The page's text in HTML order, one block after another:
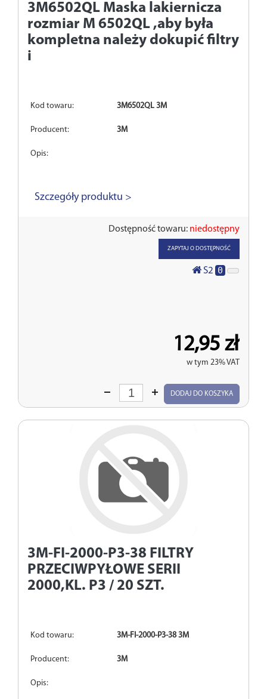
3M6502QL Maska lakiernicza
rozmiar M 6502QL ,aby była
kompletna należy dokupić filtry
i
Kod towaru: 3M6502QL 3M
Producent: 3M
Opis:
Szczegóły produktu >
Dostępność towaru: niedostępny
ZAPYTAJ O DOSTĘPNOŚĆ
S2 0
12,95 zł
w tym 23% VAT
Wprowadź
DODAJ DO KOSZYKA
3M-FI-2000-P3-38 FILTRY
PRZECIWPYŁOWE SERII
2000,KL. P3 / 20 SZT.
Kod towaru: 3M-FI-2000-P3-38 3M
Producent: 3M
Opis: